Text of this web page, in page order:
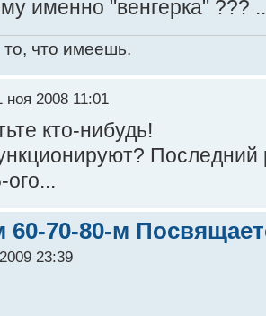
именно "венгерка" ???
то, что имеешь.
2008 11:01
кто-нибудь!
Последний
60-70-80-м
23:39